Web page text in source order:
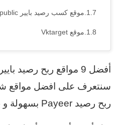
موقع كسب رصيد بايير Socpublic
موقع Vktarget
أفضل 9 مواقع ربح رصيد
سنتعرف على افضل مواقع
ربح رصيد Payeer بسهولة و بدون تعب .